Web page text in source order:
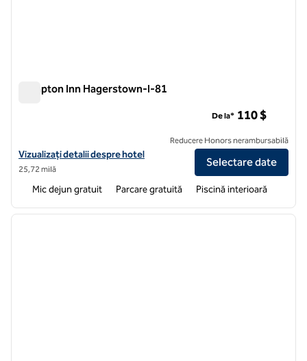
Hampton Inn Hagerstown-I-81
Vizualizați detaliile hotelului Hampton Inn Hagerstown-I-81
Vizualizați detalii despre hotel
25,72 milă
De la* 110 $
Reducere Honors nerambursabilă
Selectare date
Mic dejun gratuit Parcare gratuită Piscină interioară
1 din 12